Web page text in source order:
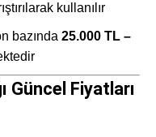
kullanılır
bazında 25.000 TL –
Güncel Fiyatları